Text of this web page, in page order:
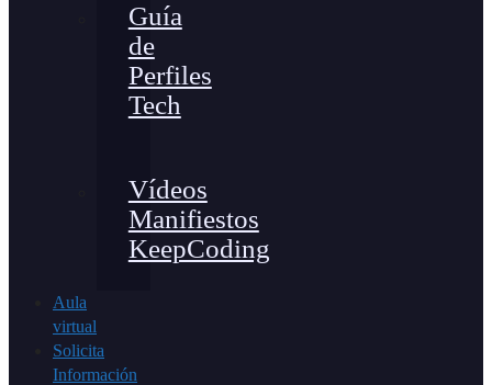
Guía
de
Perfiles
Tech
Vídeos
Manifiestos
KeepCoding
Aula
virtual
Solicita
Información